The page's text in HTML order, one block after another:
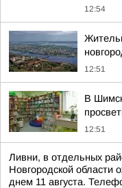
12:54
12:51
В
12:51
Ливни, в отдельных
Новгородской области
днем 11 августа.